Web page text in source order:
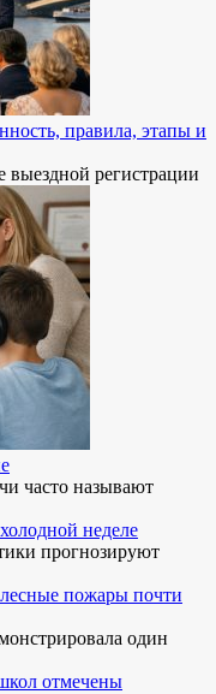
правила, этапы и
выездной регистрации
часто называют
неделе
прогнозируют
лесные пожары почти
один
отмечены